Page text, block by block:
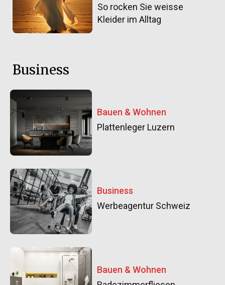
So rocken Sie weisse
Kleider im Alltag
Business
Bauen & Wohnen
Plattenleger Luzern
Business
Werbeagentur Schweiz
Bauen & Wohnen